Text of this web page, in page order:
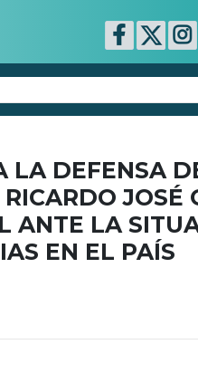
LA DEFENSA
JOSÉ
ANTE LA
EN EL PAÍS